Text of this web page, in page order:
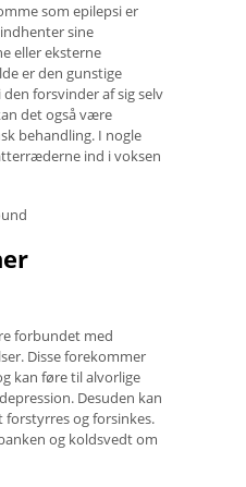
som epilepsi er
sine
eller eksterne
er den gunstige
forsvinder af sig selv
det også være
behandling. I nogle
ind i voksen
forbundet med
Disse forekommer
kan føre til alvorlige
Desuden kan
og forsinkes.
og koldsvedt om